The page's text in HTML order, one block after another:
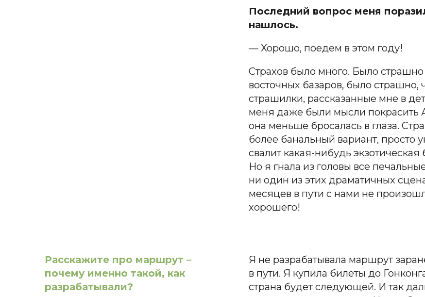
Последний вопрос меня
нашлось.
— Хорошо, поедем в этом году!
Страхов было много. Было
восточных базаров, было страшно,
страшилки, рассказанные мне в
меня даже были мысли покрасить
она меньше бросалась в глаза.
более банальный вариант, просто
свалит какая-нибудь экзотическая
Но я гнала из головы все
ни один из этих драматичных
месяцев в пути с нами не
хорошего!
Расскажите про маршрут –
почему именно такой, как
разрабатывали?
Я не разрабатывала маршрут
в пути. Я купила билеты до
страна будет следующей. И так